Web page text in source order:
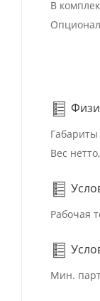
В
Вес
Рабочая
Мин.